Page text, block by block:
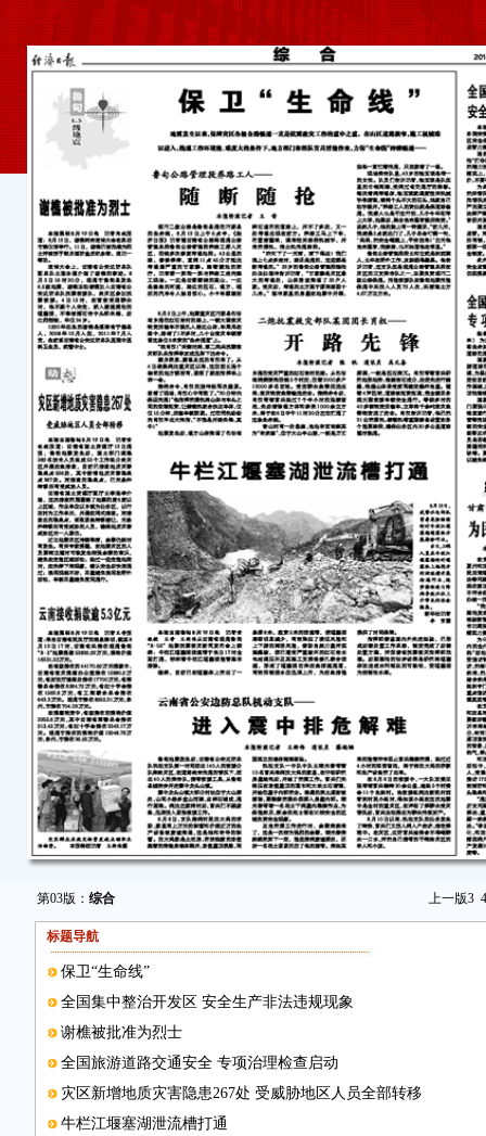
第03版： 综合 上一版3 4
标题导航
保卫“生命线”
全国集中整治开发区 安全生产非法违规现象
谢樵被批准为烈士
全国旅游道路交通安全 专项治理检查启动
灾区新增地质灾害隐患267处 受威胁地区人员全部转移
牛栏江堰塞湖泄流槽打通